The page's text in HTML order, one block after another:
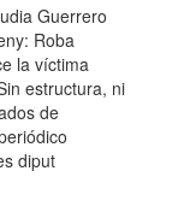
Guerrero
Roba
la víctima
estructura, ni
de
diput